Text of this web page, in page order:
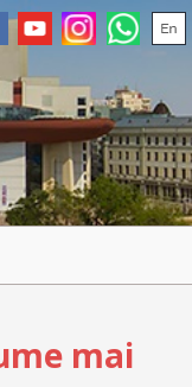
mai